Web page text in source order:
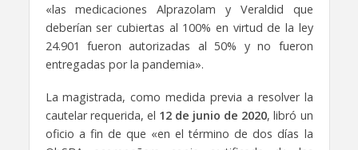
«las medicaciones Alprazolam y Veraldid que
deberían ser cubiertas al 100% en virtud de la ley
24.901 fueron autorizadas al 50% y no fueron
entregadas por la pandemia».
La magistrada, como medida previa a resolver la
cautelar requerida, el 12 de junio de 2020, libró un
oficio a fin de que «en el término de dos días la